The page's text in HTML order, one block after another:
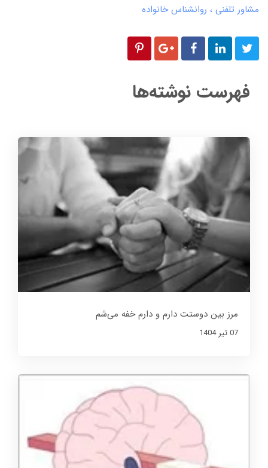
مشاور تلفنی
روانشناس خانواده
فهرست نوشته‌ها
مرز بین دوستت دارم و دارم خفه می‌شم
07 تير 1404